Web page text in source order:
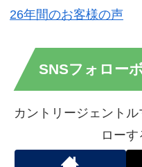
26年間のお客様の声
SNSフォロー
カントリージェント
ローす